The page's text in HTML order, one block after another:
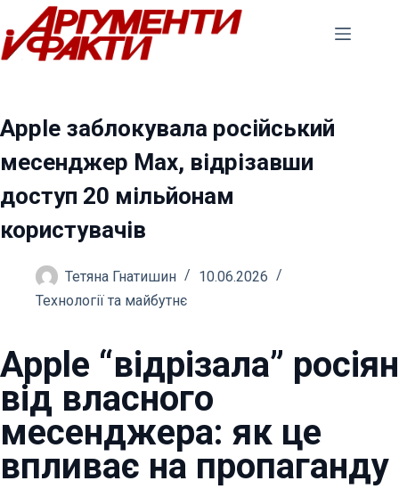
Перейти
до
вмісту
Apple заблокувала російський
месенджер Мах, відрізавши
доступ 20 мільйонам
користувачів
Тетяна Гнатишин
10.06.2026
Технології та майбутнє
Apple “відрізала” росіян
від власного
месенджера: як це
впливає на пропаганду